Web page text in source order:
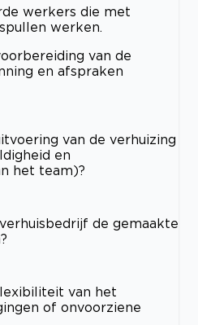
werkers die met
werken.
van de
en afspraken
van de verhuizing
en
het team)?
de gemaakte
van het
of onvoorziene